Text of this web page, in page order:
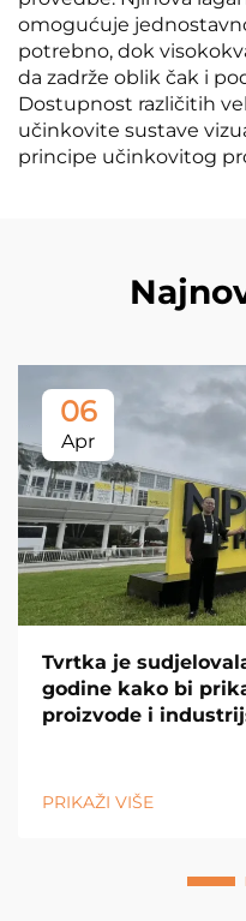
omogućuje
potrebno, dok
da zadrže oblik čak i
Dostupnost različitih
učinkovite sustave
principe učinkovitog
06
Apr
Tvrtka je
godine kako bi
proizvode i
PRIKAŽI VIŠE